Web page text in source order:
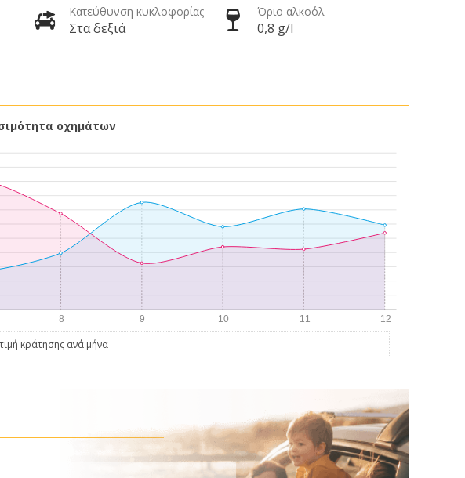
Κατεύθυνση κυκλοφορίας
Στα δεξιά
Όριο αλκοόλ
0,8 g/l
οχημάτων
κράτησης ανά μήνα